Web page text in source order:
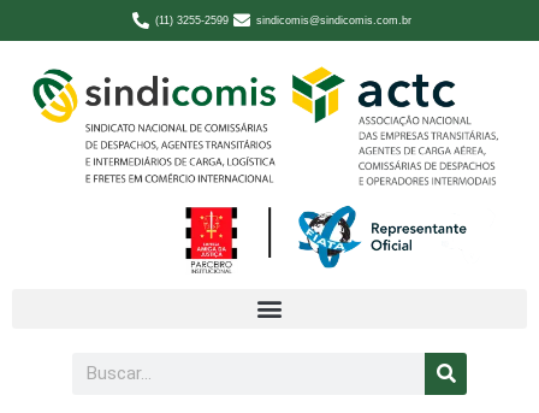
(11) 3255-2599 sindicomis@sindicomis.com.br